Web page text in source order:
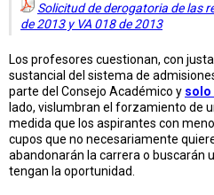
Solicitud de derogatoria de las
de 2013 y VA 018 de 2013
Los profesores cuestionan, con
sustancial del sistema de
parte del Consejo Académico y solo
lado, vislumbran el forzamiento de
medida que los aspirantes con
cupos que no necesariamente
abandonarán la carrera o buscarán
tengan la oportunidad.